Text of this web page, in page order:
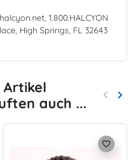
1.800.HALCYON
High Springs, FL 32643
Artikel
auch ...
Zurück
keyboard_arrow_left keyboard_arrow_right
favorite_border